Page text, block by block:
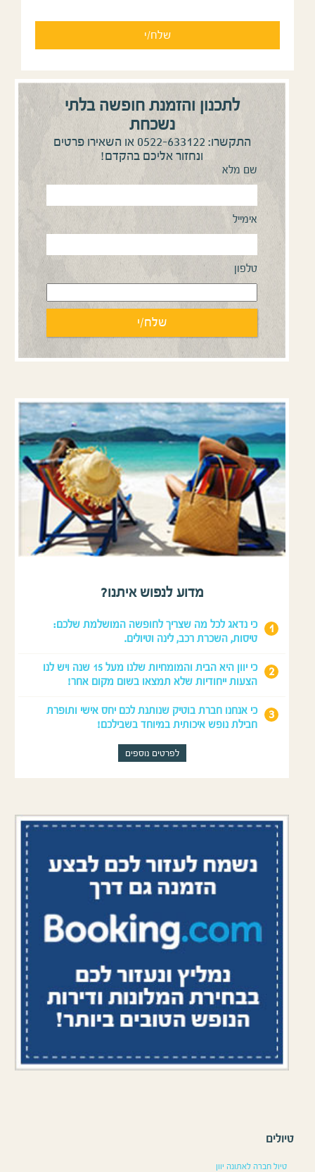
לתכנון והזמנת חופשה בלתי
נשכחת
התקשרו: 0522-633122 או השאירו פרטים
ונחזור אליכם בהקדם!
שם מלא
אימייל
טלפון
מדוע לנפוש איתנו?
כי נדאג לכל מה שצריך לחופשה המושלמת שלכם:
טיסות, השכרת רכב, לינה וטיולים.
כי יוון היא הבית והמומחיות שלנו מעל 15 שנה ויש לנו
הצעות ייחודיות שלא תמצאו בשום מקום אחר!
כי אנחנו חברת בוטיק שנותנת לכם יחס אישי ותופרת
חבילת נופש איכותית במיוחד בשבילכם!
לפרטים נוספים
טיולים
טיול חברה לאתונה יוון